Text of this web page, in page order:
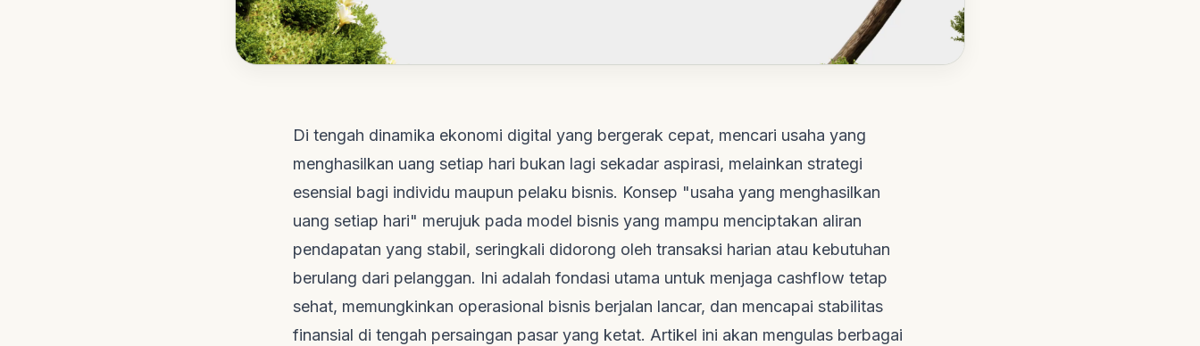
Di tengah dinamika ekonomi digital yang bergerak cepat, mencari usaha yang
menghasilkan uang setiap hari bukan lagi sekadar aspirasi, melainkan strategi
esensial bagi individu maupun pelaku bisnis. Konsep "usaha yang menghasilkan
uang setiap hari" merujuk pada model bisnis yang mampu menciptakan aliran
pendapatan yang stabil, seringkali didorong oleh transaksi harian atau kebutuhan
berulang dari pelanggan. Ini adalah fondasi utama untuk menjaga cashflow tetap
sehat, memungkinkan operasional bisnis berjalan lancar, dan mencapai stabilitas
finansial di tengah persaingan pasar yang ketat. Artikel ini akan mengulas berbagai